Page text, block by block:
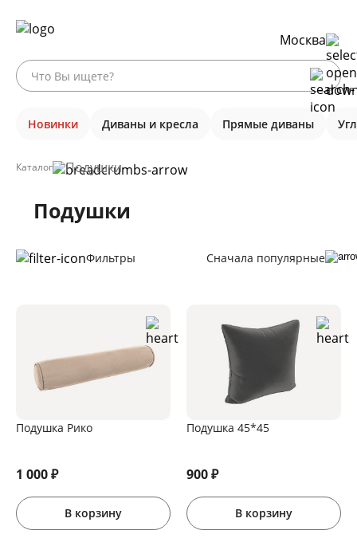
Москва
Новинки Диваны и кресла Прямые диваны
Каталог Подушки
Подушки
Фильтры Сначала популярные
Подушка Рико
1 000₽
В корзину
Подушка 45*45
900₽
В корзину